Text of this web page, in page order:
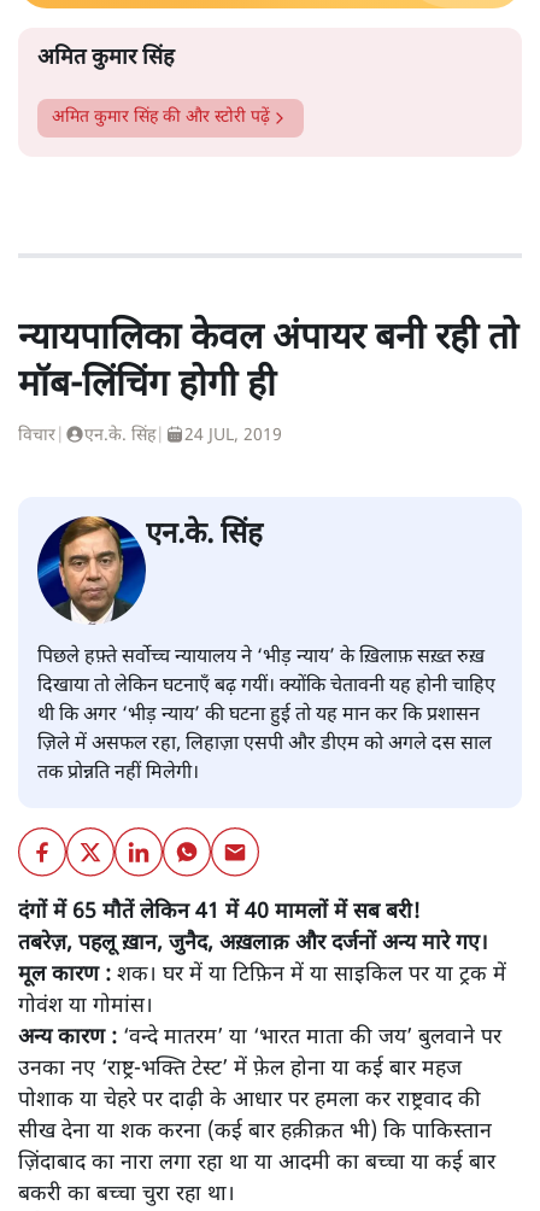
अमित कुमार सिंह
अमित कुमार सिंहकी और स्टोरी पढ़ें
न्यायपालिका केवल अंपायर बनी रही तो
मॉब-लिंचिंग होगी ही
विचार एन.के. सिंह| 24 JUL, 2019
एन.के. सिंह
पिछले हफ़्ते सर्वोच्च न्यायालय ने ‘भीड़ न्याय’ के ख़िलाफ़ सख़्त रुख़
दिखाया तो लेकिन घटनाएँ बढ़ गयीं। क्योंकि चेतावनी यह होनी चाहिए
थी कि अगर ‘भीड़ न्याय’ की घटना हुई तो यह मान कर कि प्रशासन
ज़िले में असफल रहा, लिहाज़ा एसपी और डीएम को अगले दस साल
तक प्रोन्नति नहीं मिलेगी।
दंगों में 65 मौतें लेकिन 41 में 40 मामलों में सब बरी!